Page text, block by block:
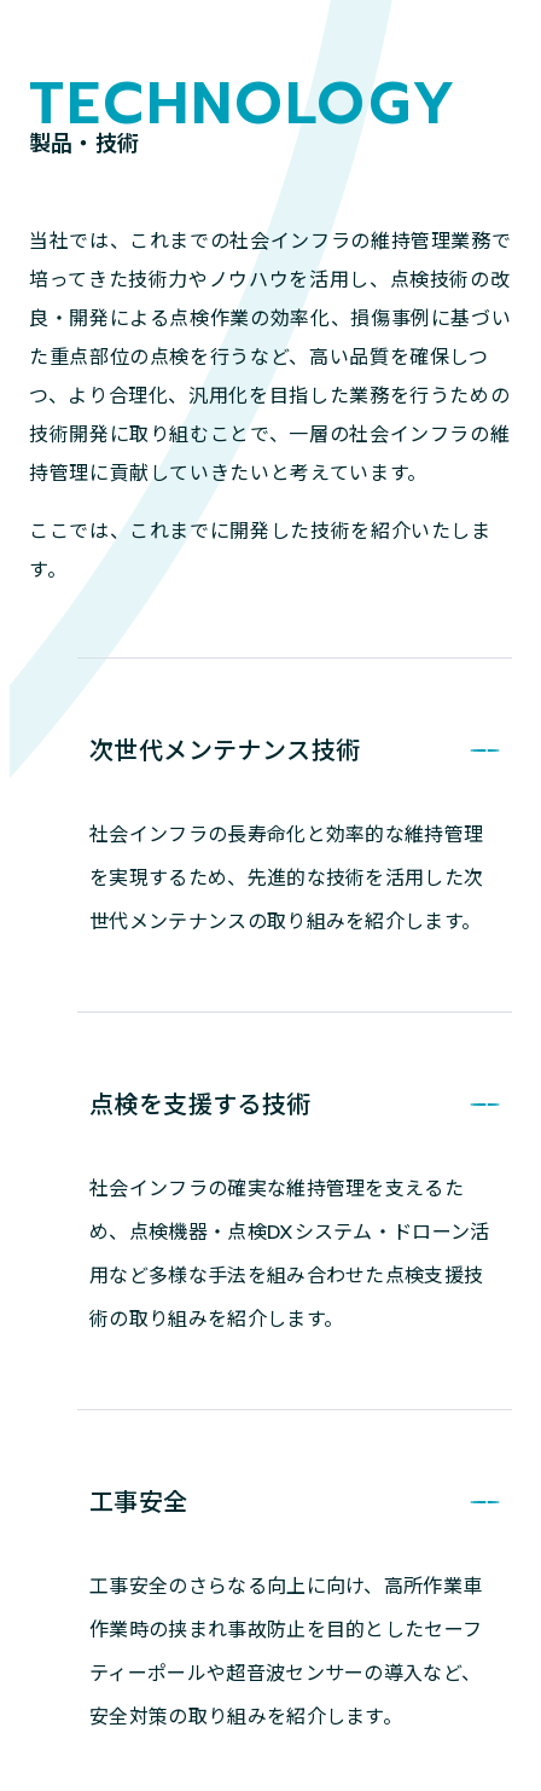
TECHNOLOGY
製品・技術
当社では、これまでの社会インフラの維持管理業務で
培ってきた技術力やノウハウを活用し、点検技術の改
良・開発による点検作業の効率化、損傷事例に基づい
た重点部位の点検を行うなど、高い品質を確保しつ
つ、より合理化、汎用化を目指した業務を行うための
技術開発に取り組むことで、一層の社会インフラの維
持管理に貢献していきたいと考えています。
ここでは、これまでに開発した技術を紹介いたしま
す。
次世代メンテナンス技術
社会インフラの長寿命化と効率的な維持管理
を実現するため、先進的な技術を活用した次
世代メンテナンスの取り組みを紹介します。
点検を支援する技術
社会インフラの確実な維持管理を支えるた
め、点検機器・点検DXシステム・ドローン活
用など多様な手法を組み合わせた点検支援技
術の取り組みを紹介します。
工事安全
工事安全のさらなる向上に向け、高所作業車
作業時の挟まれ事故防止を目的としたセーフ
ティーポールや超音波センサーの導入など、
安全対策の取り組みを紹介します。